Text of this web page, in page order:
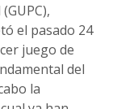
el pasado 24
juego de
del
la